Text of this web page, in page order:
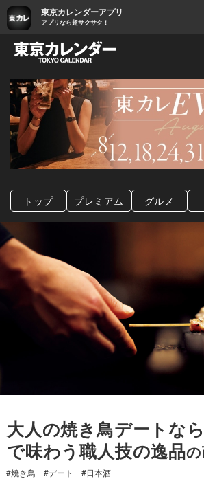
東京カレンダーアプリ
アプリなら超サクサク！
グルメ情報・プレ
トップ プレミアム グルメ
大人の焼き鳥デートな
で味わう職人技の逸品
#焼き鳥 #デート #日本酒